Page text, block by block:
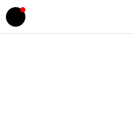
Iniciar
sesión